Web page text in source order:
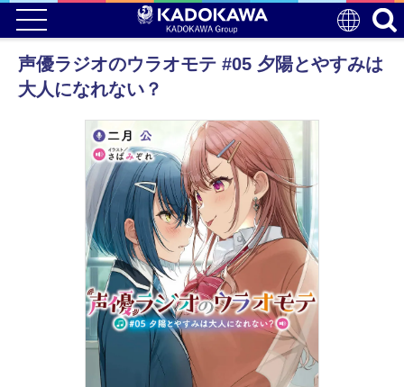
声優ラジオのウラオモテ #05 夕陽とやすみは
大人になれない？